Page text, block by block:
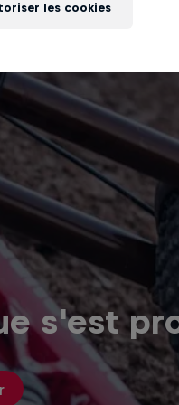
s'est
les cookies